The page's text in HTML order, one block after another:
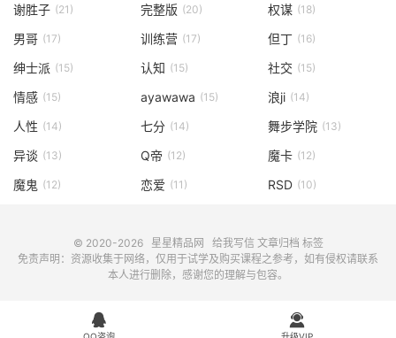
谢胜子 (21) 完整版 (20) 权谋 (18)
男哥 (17) 训练营 (17) 但丁 (16)
绅士派 (15) 认知 (15) 社交 (15)
情感 (15) ayawawa (15) 浪ji (14)
人性 (14) 七分 (14) 舞步学院 (13)
异谈 (13) Q帝 (12) 魔卡 (12)
魔鬼 (12) 恋爱 (11) RSD (10)
© 2020-2026 星星精品网 给我写信 文章归档 标签
免责声明：资源收集于网络，仅用于试学及购买课程之参考，如有侵权请联系
本人进行删除，感谢您的理解与包容。
 